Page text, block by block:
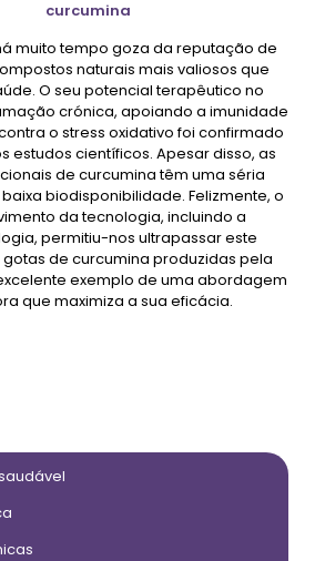
curcumina
muito tempo goza da reputação de
naturais mais valiosos que
O seu potencial terapêutico no
crónica, apoiando a imunidade
o stress oxidativo foi confirmado
estudos científicos. Apesar disso, as
de curcumina têm uma séria
biodisponibilidade. Felizmente, o
da tecnologia, incluindo a
permitiu-nos ultrapassar este
de curcumina produzidas pela
exemplo de uma abordagem
que maximiza a sua eficácia.